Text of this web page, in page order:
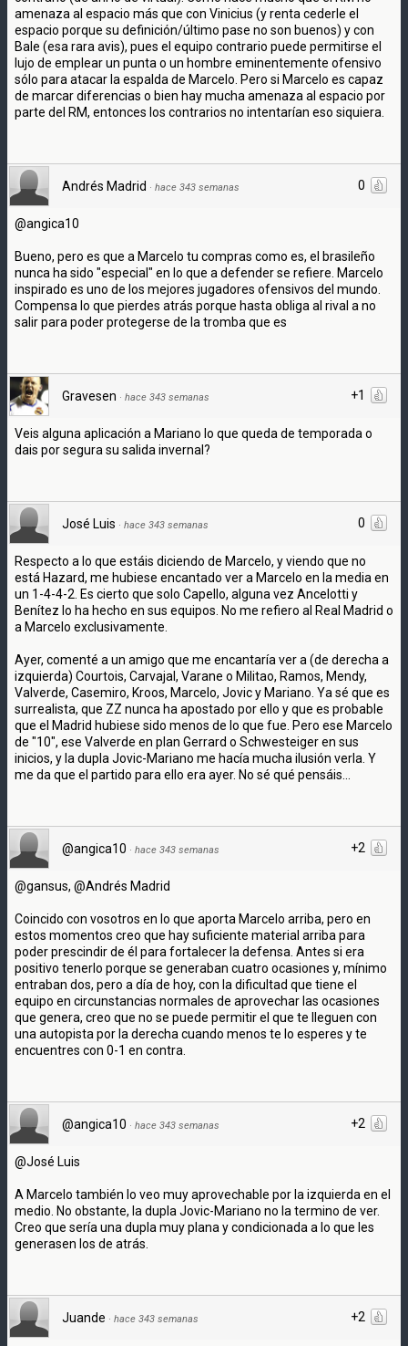
amenaza al espacio más que con Vinicius (y renta cederle el
espacio porque su definición/último pase no son buenos) y con
Bale (esa rara avis), pues el equipo contrario puede permitirse el
lujo de emplear un punta o un hombre eminentemente ofensivo
sólo para atacar la espalda de Marcelo. Pero si Marcelo es capaz
de marcar diferencias o bien hay mucha amenaza al espacio por
parte del RM, entonces los contrarios no intentarían eso siquiera.
0
Andrés Madrid · hace 343 semanas
@angica10
Bueno, pero es que a Marcelo tu compras como es, el brasileño
nunca ha sido "especial" en lo que a defender se refiere. Marcelo
inspirado es uno de los mejores jugadores ofensivos del mundo.
Compensa lo que pierdes atrás porque hasta obliga al rival a no
salir para poder protegerse de la tromba que es
+1
Gravesen · hace 343 semanas
Veis alguna aplicación a Mariano lo que queda de temporada o
dais por segura su salida invernal?
0
José Luis · hace 343 semanas
Respecto a lo que estáis diciendo de Marcelo, y viendo que no
está Hazard, me hubiese encantado ver a Marcelo en la media en
un 1-4-4-2. Es cierto que solo Capello, alguna vez Ancelotti y
Benítez lo ha hecho en sus equipos. No me refiero al Real Madrid o
a Marcelo exclusivamente.
Ayer, comenté a un amigo que me encantaría ver a (de derecha a
izquierda) Courtois, Carvajal, Varane o Militao, Ramos, Mendy,
Valverde, Casemiro, Kroos, Marcelo, Jovic y Mariano. Ya sé que es
surrealista, que ZZ nunca ha apostado por ello y que es probable
que el Madrid hubiese sido menos de lo que fue. Pero ese Marcelo
de "10", ese Valverde en plan Gerrard o Schwesteiger en sus
inicios, y la dupla Jovic-Mariano me hacía mucha ilusión verla. Y
me da que el partido para ello era ayer. No sé qué pensáis...
+2
@angica10 · hace 343 semanas
@gansus, @Andrés Madrid
Coincido con vosotros en lo que aporta Marcelo arriba, pero en
estos momentos creo que hay suficiente material arriba para
poder prescindir de él para fortalecer la defensa. Antes si era
positivo tenerlo porque se generaban cuatro ocasiones y, mínimo
entraban dos, pero a día de hoy, con la dificultad que tiene el
equipo en circunstancias normales de aprovechar las ocasiones
que genera, creo que no se puede permitir el que te lleguen con
una autopista por la derecha cuando menos te lo esperes y te
encuentres con 0-1 en contra.
+2
@angica10 · hace 343 semanas
@José Luis
A Marcelo también lo veo muy aprovechable por la izquierda en el
medio. No obstante, la dupla Jovic-Mariano no la termino de ver.
Creo que sería una dupla muy plana y condicionada a lo que les
generasen los de atrás.
+2
Juande · hace 343 semanas